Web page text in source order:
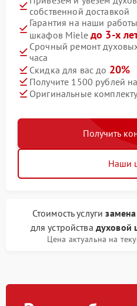
собственной доставкой
Гарантия на наши
шкафов Miele до 3-х
Срочный ремонт
часа
Скидка для вас до 20%
Получите 1500 рублей
Оригинальные
Получить
Наши
Стоимость услуги
для устройства духовой
Цена актуальна на